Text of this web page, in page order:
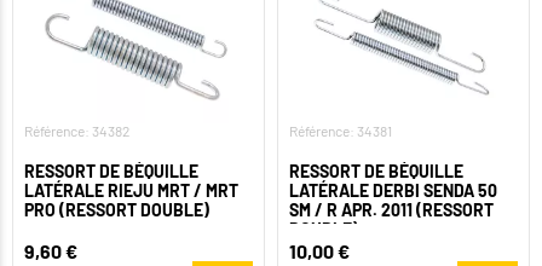
Référence: 34382
RESSORT DE BÉQUILLE
LATÉRALE RIEJU MRT / MRT
PRO (RESSORT DOUBLE)
9,60 €
Référence: 34381
RESSORT DE BÉQUILLE
LATÉRALE DERBI SENDA 50
SM / R APR. 2011 (RESSORT
DOUBLE)
10,00 €